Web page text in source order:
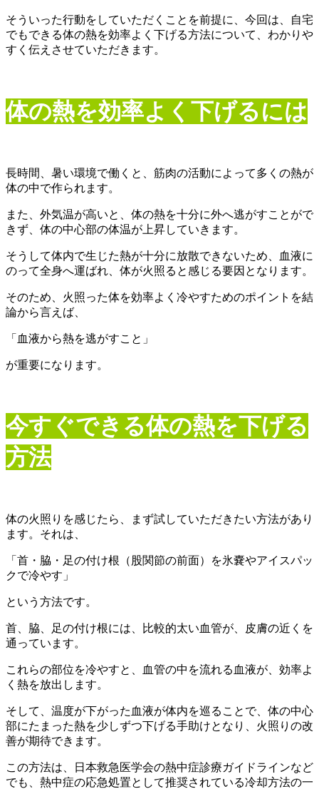
そういった行動をしていただくことを前提に、今回は、自宅
でもできる体の熱を効率よく下げる方法について、わかりや
すく伝えさせていただきます。
体の熱を効率よく下げるには
長時間、暑い環境で働くと、筋肉の活動によって多くの熱が
体の中で作られます。
また、外気温が高いと、体の熱を十分に外へ逃がすことがで
きず、体の中心部の体温が上昇していきます。
そうして体内で生じた熱が十分に放散できないため、血液に
のって全身へ運ばれ、体が火照ると感じる要因となります。
そのため、火照った体を効率よく冷やすためのポイントを結
論から言えば、
「血液から熱を逃がすこと」
が重要になります。
今すぐできる体の熱を下げる
方法
体の火照りを感じたら、まず試していただきたい方法があり
ます。それは、
「首・脇・足の付け根（股関節の前面）を氷嚢やアイスパッ
クで冷やす」
という方法です。
首、脇、足の付け根には、比較的太い血管が、皮膚の近くを
通っています。
これらの部位を冷やすと、血管の中を流れる血液が、効率よ
く熱を放出します。
そして、温度が下がった血液が体内を巡ることで、体の中心
部にたまった熱を少しずつ下げる手助けとなり、火照りの改
善が期待できます。
この方法は、日本救急医学会の熱中症診療ガイドラインなど
でも、熱中症の応急処置として推奨されている冷却方法の一